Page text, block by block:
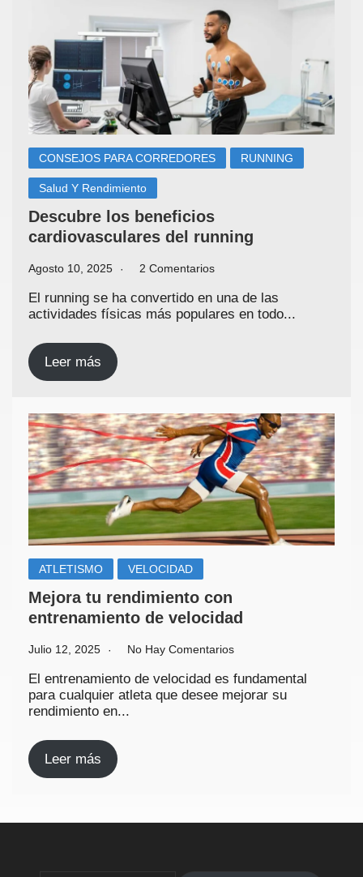
CONSEJOS PARA CORREDORES RUNNING
Salud Y Rendimiento
Descubre los beneficios
cardiovasculares del running
Agosto 10, 2025 2 Comentarios
El running se ha convertido en una de las
actividades físicas más populares en todo...
Leer más
ATLETISMO VELOCIDAD
Mejora tu rendimiento con
entrenamiento de velocidad
Julio 12, 2025 No Hay Comentarios
El entrenamiento de velocidad es fundamental
para cualquier atleta que desee mejorar su
rendimiento en...
Leer más